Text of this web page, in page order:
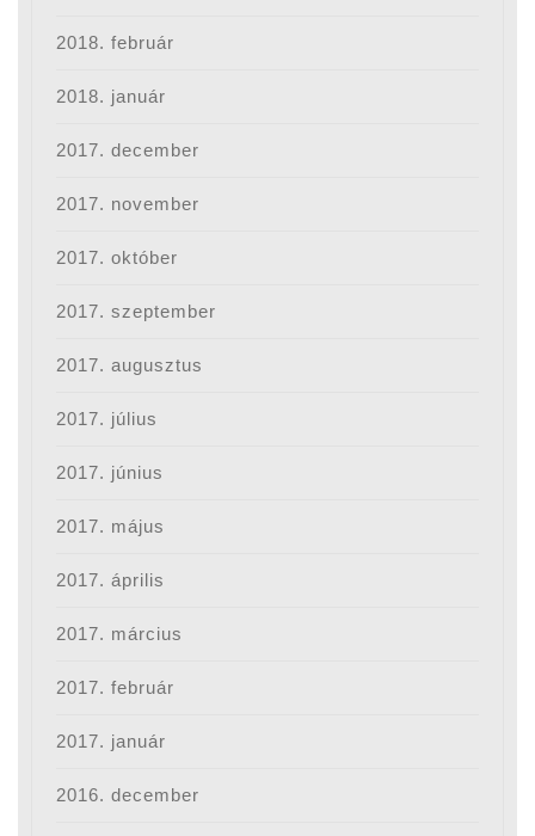
2018. február
2018. január
2017. december
2017. november
2017. október
2017. szeptember
2017. augusztus
2017. július
2017. június
2017. május
2017. április
2017. március
2017. február
2017. január
2016. december